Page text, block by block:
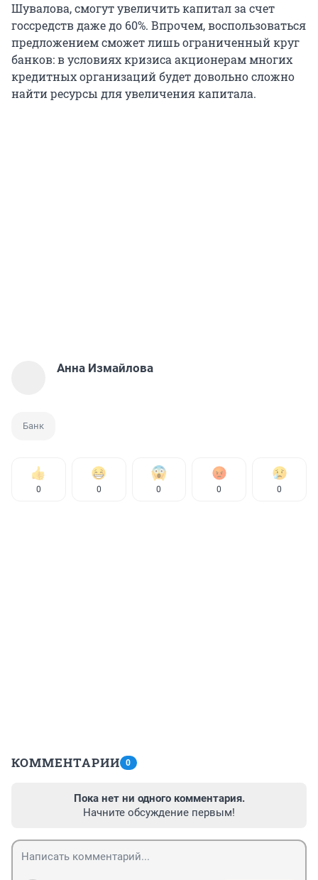
Шувалова, смогут увеличить капитал за счет
госсредств даже до 60%. Впрочем, воспользоваться
предложением сможет лишь ограниченный круг
банков: в условиях кризиса акционерам многих
кредитных организаций будет довольно сложно
найти ресурсы для увеличения капитала.
Анна Измайлова
Банк
0 0 0 0 0
КОММЕНТАРИИ 0
Пока нет ни одного комментария.
Начните обсуждение первым!